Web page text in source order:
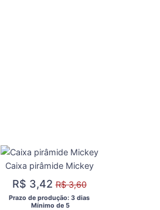
Caixa pirâmide Mickey
R$ 3,42R$ 3,60
Prazo de produção: 3 dias
  Mínimo de 5